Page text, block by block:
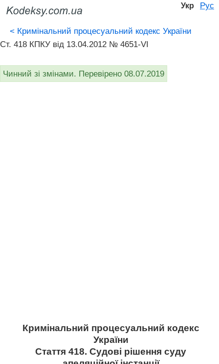
Укр Рус
< Кримінальний процесуальний кодекс України
Ст. 418 КПКУ від 13.04.2012 № 4651-VI
Чинний зі змінами. Перевірено 08.07.2019
Кримінальний процесуальний кодекс
України
Стаття 418. Судові рішення суду